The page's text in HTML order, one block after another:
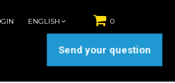
0
ENGLISH
Send your question